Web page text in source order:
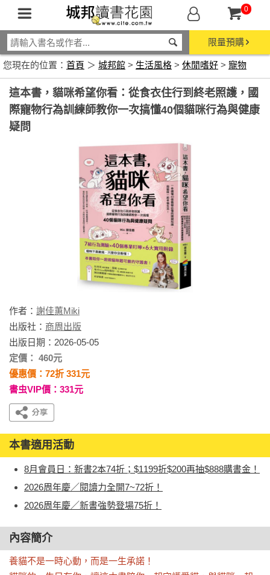
0
限量預購
您現在的位置： 首頁 ＞ 城邦館 > 生活風格 > 休閒嗜好 > 寵物
這本書，貓咪希望你看：從食衣住行到終老照護，國
際寵物行為訓練師教你一次搞懂40個貓咪行為與健康
疑問
作者： 謝佳蕙Miki
出版社： 商周出版
出版日期：2026-05-05
定價： 460元
優惠價：72折 331元
書虫VIP價：331元
本書適用活動
8月會員日：新書2本74折；$1199折$200再抽$888購書金！
2026周年慶／閱讀力全開7~72折！
2026周年慶／新書強勢登場75折！
內容簡介
養貓不是一時心動，而是一生承諾！